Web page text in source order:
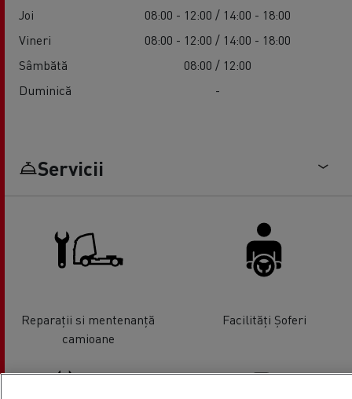
Joi
08:00 - 12:00 / 14:00 - 18:00
Vineri
08:00 - 12:00 / 14:00 - 18:00
Sâmbătă
08:00 / 12:00
Duminică
-
Servicii
Reparații si mentenanță
camioane
Facilități Șoferi